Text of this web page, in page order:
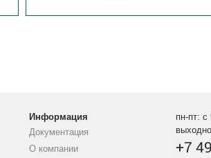
Информация
Документация
О компании
пн-пт:
+7